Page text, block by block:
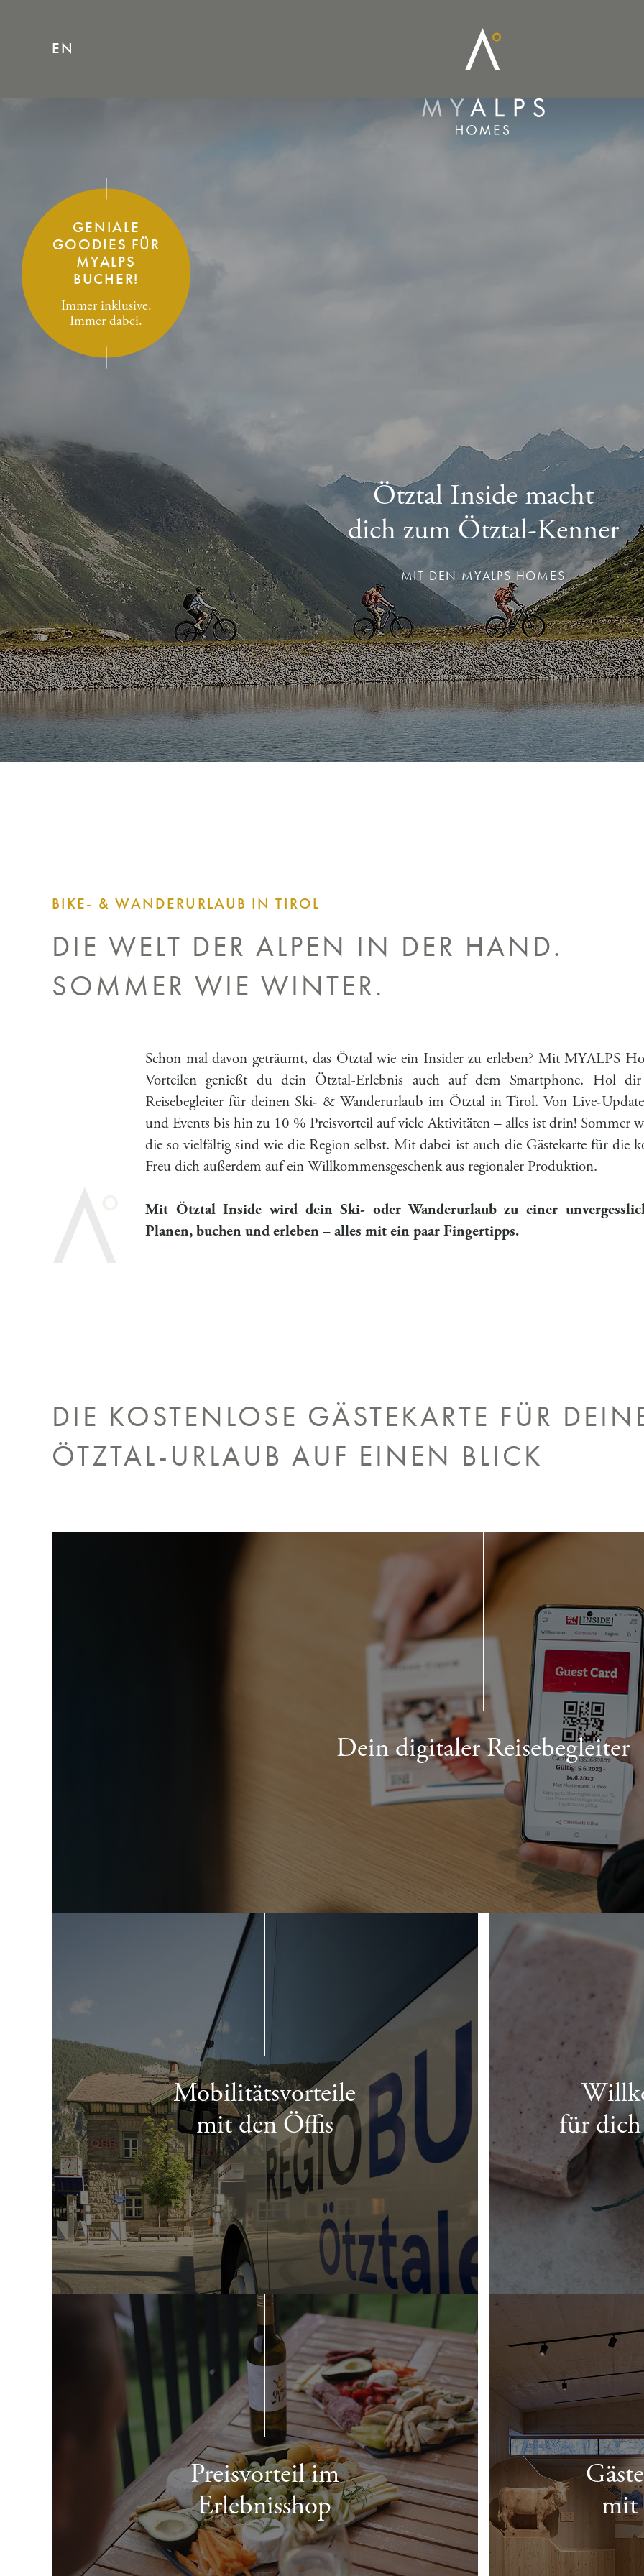
EN
GENIALE
GOODIES FÜR
MYALPS
BUCHER!
Immer inklusive.
Immer dabei.
Ötztal Inside macht
dich zum Ötztal-Kenner
MIT DEN MYALPS HOMES
BIKE- & WANDERURLAUB IN TIROL
DIE WELT DER ALPEN IN DER HAND.
SOMMER WIE WINTER.
Schon mal davon geträumt, das Ötztal wie ein Insider zu erleben? Mit MYALPS
Vorteilen genießt du dein Ötztal-Erlebnis auch auf dem Smartphone. Hol
Reisebegleiter für deinen Ski- & Wanderurlaub im Ötztal in Tirol. Von Live-
und Events bis hin zu 10 % Preisvorteil auf viele Aktivitäten – alles ist drin! Sommer
die so vielfältig sind wie die Region selbst. Mit dabei ist auch die Gästekarte für die
Freu dich außerdem auf ein Willkommensgeschenk aus regionaler Produktion.
Mit Ötztal Inside wird dein Ski- oder Wanderurlaub zu einer
Planen, buchen und erleben – alles mit ein paar Fingertipps.
DIE KOSTENLOSE GÄSTEKARTE FÜR
ÖTZTAL-URLAUB AUF EINEN BLICK
Dein digitaler Reisebegleiter
DEIN PERSÖNLICHER URLAUBSPLANER
Mobilitätsvorteile
mit den Öffis
-30% IM SOMMER & KOSTENLOSE FAHRTEN IM WINTER
für
ERHÄLTLICH
Preisvorteil im
Erlebnisshop
-10% AUF KURSE, TOUREN UND VIELES MEHR
mit
KOSTENLOSE